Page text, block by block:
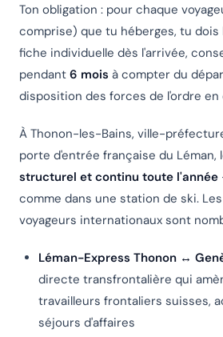
Ton obligation : pour chaque
comprise) que tu héberges, tu dois
fiche individuelle dès l'arrivée,
pendant 6 mois à compter du
disposition des forces de l'ordre
À Thonon-les-Bains, ville-
porte d'entrée française du Léman,
structurel et continu toute l'année
comme dans une station de ski.
voyageurs internationaux sont
Léman-Express Thonon ↔
directe transfrontalière qui
travailleurs frontaliers suisses,
séjours d'affaires